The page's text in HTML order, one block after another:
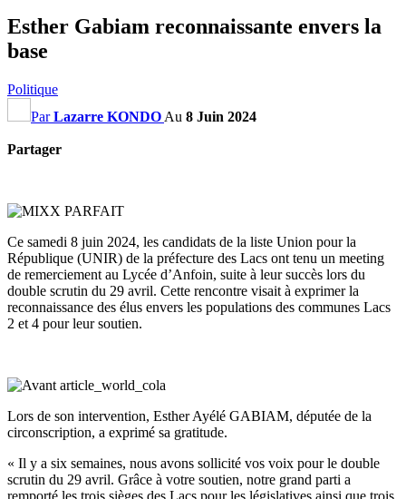
Esther Gabiam reconnaissante envers la
base
Politique
ParLazarre KONDO Au 8 Juin 2024
Partager
Ce samedi 8 juin 2024, les candidats de la liste Union pour la
République (UNIR) de la préfecture des Lacs ont tenu un meeting
de remerciement au Lycée d’Anfoin, suite à leur succès lors du
double scrutin du 29 avril. Cette rencontre visait à exprimer la
reconnaissance des élus envers les populations des communes Lacs
2 et 4 pour leur soutien.
Lors de son intervention, Esther Ayélé GABIAM, députée de la
circonscription, a exprimé sa gratitude.
« Il y a six semaines, nous avons sollicité vos voix pour le double
scrutin du 29 avril. Grâce à votre soutien, notre grand parti a
remporté les trois sièges des Lacs pour les législatives ainsi que trois